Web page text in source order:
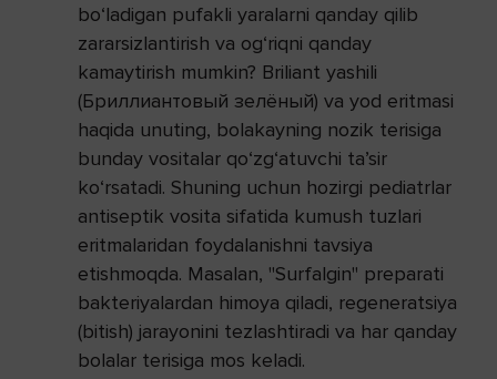
bo‘ladigan pufakli yaralarni qanday qilib
zararsizlantirish va og‘riqni qanday
kamaytirish mumkin? Briliant yashili
(Бриллиантовый зелёный) va yod eritmasi
haqida unuting, bolakayning nozik terisiga
bunday vositalar qo‘zg‘atuvchi ta’sir
ko‘rsatadi. Shuning uchun hozirgi pediatrlar
antiseptik vosita sifatida kumush tuzlari
eritmalaridan foydalanishni tavsiya
etishmoqda. Masalan, "Surfalgin" preparati
bakteriyalardan himoya qiladi, regeneratsiya
(bitish) jarayonini tezlashtiradi va har qanday
bolalar terisiga mos keladi.